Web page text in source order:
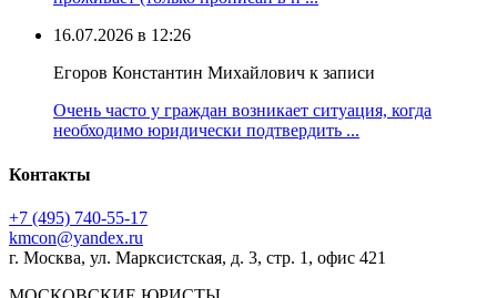
16.07.2026 в 12:26
Егоров Константин Михайлович к записи
Очень часто у граждан возникает ситуация, когда
необходимо юридически подтвердить ...
Контакты
+7 (495) 740‑55‑17
kmcon@yandex.ru
г. Москва, ул. Марксистская, д. 3, стр. 1, офис 421